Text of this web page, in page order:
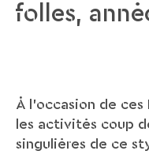
folles,
À l’occasion de
les activités coup
singulières de ce